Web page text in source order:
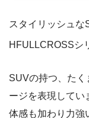
スタイリッシュな
HFULLCROSSシ
SUVの持つ、たく
ージを表現してい
体感も加わり力強